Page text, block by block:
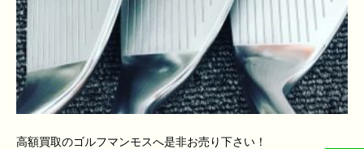
高額買取のゴルフマンモスへ是非お売り下さい！